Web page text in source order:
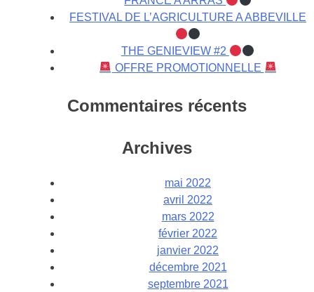
FESTIVAL DE L’AGRICULTURE A ABBEVILLE
THE GENIEVIEW #2
OFFRE PROMOTIONNELLE
Commentaires récents
Archives
mai 2022
avril 2022
mars 2022
février 2022
janvier 2022
décembre 2021
septembre 2021